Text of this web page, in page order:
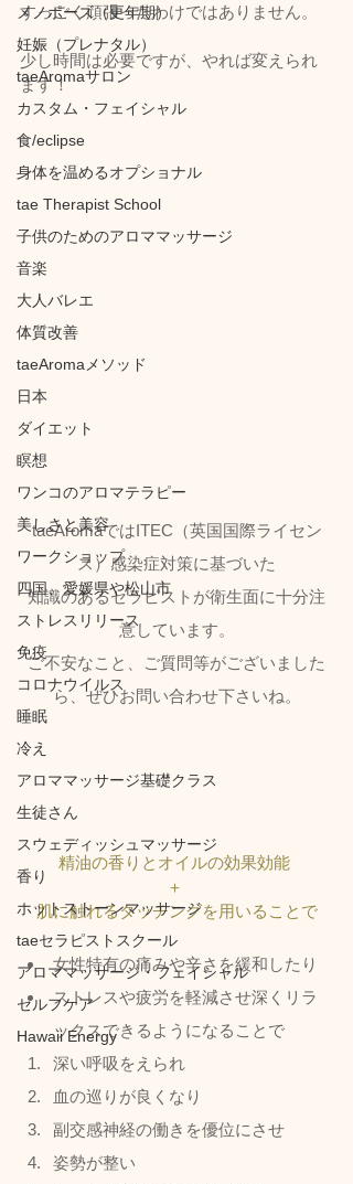
メノポーズ（更年期）
妊娠（プレナタル）
taeAromaサロン
カスタム・フェイシャル
食/eclipse
身体を温めるオプショナル
tae Therapist School
子供のためのアロママッサージ
音楽
大人バレエ
体質改善
taeAromaメソッド
日本
ダイエット
瞑想
ワンコのアロマテラピー
美しさと美容
ワークショップ
四国、愛媛県や松山市
ストレスリリース
免疫
コロナウイルス
睡眠
冷え
アロママッサージ基礎クラス
生徒さん
スウェディッシュマッサージ
香り
ホットストーンマッサージ
taeセラピストスクール
アロママッサージ・フェイシャル
セルフケア
Hawaii Energy
すっごく頑張ったわけではありません。
少し時間は必要ですが、やれば変えられ
ます！
taeAromaではITEC（英国国際ライセン
ス）感染症対策に基づいた
知識のあるセラピストが衛生面に十分注
意しています。
ご不安なこと、ご質問等がございました
ら、ぜひお問い合わせ下さいね。
精油の香りとオイルの効果効能
＋
肌に触れるタッチングを用いることで
女性特有の痛みや辛さを緩和したり
ストレスや疲労を軽減させ深くリラ
ックスできるようになることで
深い呼吸をえられ
血の巡りが良くなり
副交感神経の働きを優位にさせ
姿勢が整い